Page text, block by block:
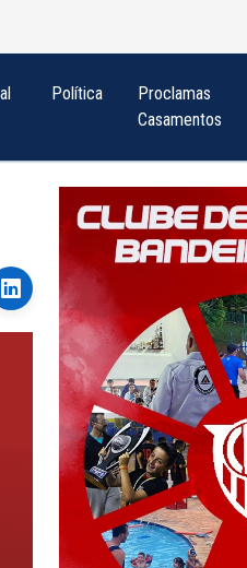
Política
Proclamas
Casamentos